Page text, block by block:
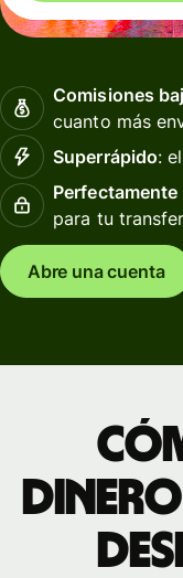
Comisiones
cuanto más
Superrápido:
para tu
Abre una cuenta